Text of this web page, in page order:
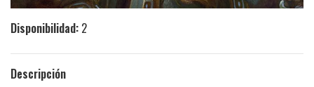
Disponibilidad: 2
Descripción